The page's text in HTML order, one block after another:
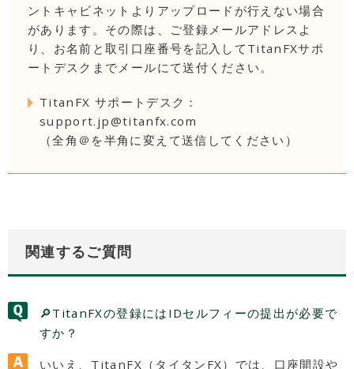
ントキャビネットよりアップロードが行えない場合
があります。その際は、ご登録メールアドレスよ
り、お名前と取引口座番号を記入してTitanFXサポ
ートデスクまでメールにて送付ください。
TitanFX サポートデスク：
support.jp@titanfx.com
（全角＠を半角に変えて送信してください）
関連するご質問
🔎TitanFXの登録にはIDセルフィーの提出が必要で
すか？
いいえ、TitanFX（タイタンFX）では、口座開設や